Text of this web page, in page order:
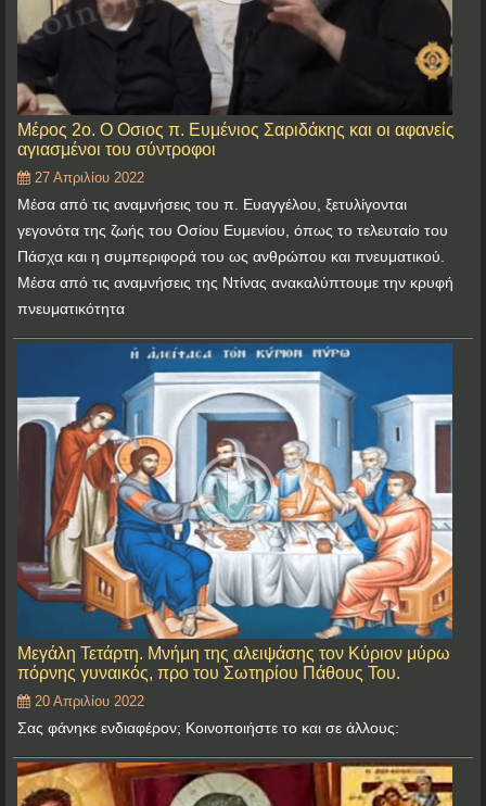
Μέρος 2ο. Ο Οσιος π. Ευμένιος Σαριδάκης και οι αφανείς
αγιασμένοι του σύντροφοι
27 Απριλίου 2022
Mέσα από τις αναμνήσεις του π. Ευαγγέλου, ξετυλίγονται
γεγονότα της ζωής του Οσίου Ευμενίου, όπως το τελευταίο του
Πάσχα και η συμπεριφορά του ως ανθρώπου και πνευματικού.
Μέσα από τις αναμνήσεις της Ντίνας ανακαλύπτουμε την κρυφή
πνευματικότητα
Μεγάλη Τετάρτη. Μνήμη της αλειψάσης τον Κύριον μύρω
πόρνης γυναικός, προ του Σωτηρίου Πάθους Του.
20 Απριλίου 2022
Σας φάνηκε ενδιαφέρον; Κοινοποιήστε το και σε άλλους: